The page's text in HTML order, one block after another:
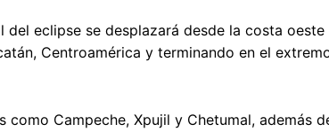
del eclipse se desplazará desde la costa
Centroamérica y terminando en el
Campeche, Xpujil y Chetumal, además